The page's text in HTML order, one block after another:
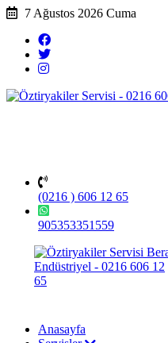
7 Ağustos 2026 Cuma
(0216 ) 606 12 65
905353351559
Anasayfa